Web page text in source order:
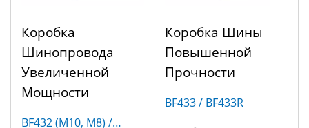
Коробка
Шинопровода
Увеличенной
Мощности
BF432 (M10, M8) /
Коробка Шины
Повышенной
Прочности
BF433 / BF433R